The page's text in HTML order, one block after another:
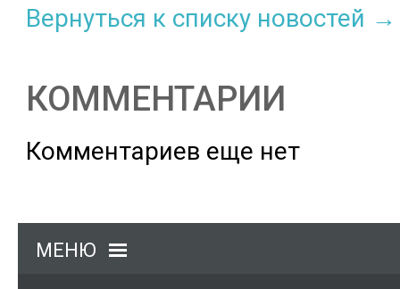
Вернуться к списку новостей →
КОММЕНТАРИИ
Комментариев еще нет
МЕНЮ